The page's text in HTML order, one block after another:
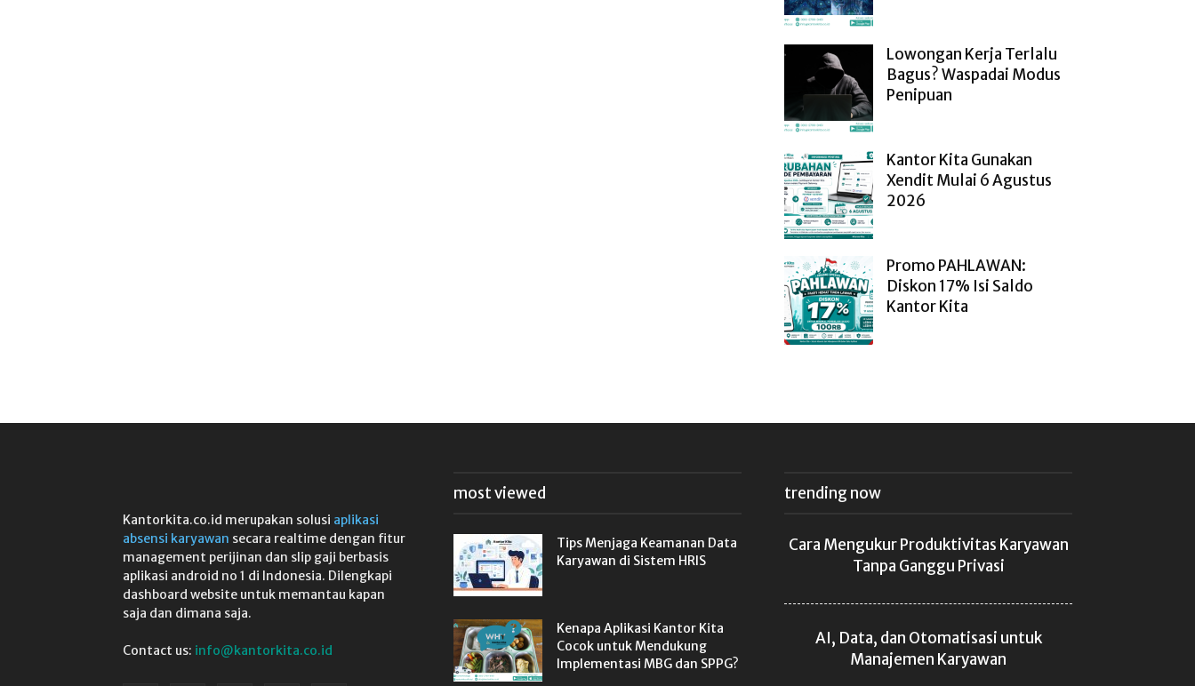
Lowongan Kerja Terlalu
Bagus? Waspadai Modus
Penipuan
Kantor Kita Gunakan
Xendit Mulai 6 Agustus
2026
Promo PAHLAWAN:
Diskon 17% Isi Saldo
Kantor Kita
Kantorkita.co.id merupakan solusi aplikasi
absensi karyawan secara realtime dengan fitur
management perijinan dan slip gaji berbasis
aplikasi android no 1 di Indonesia. Dilengkapi
dashboard website untuk memantau kapan
saja dan dimana saja.
Contact us: info@kantorkita.co.id
most viewed
Tips Menjaga Keamanan Data
Karyawan di Sistem HRIS
Kenapa Aplikasi Kantor Kita
Cocok untuk Mendukung
Implementasi MBG dan SPPG?
trending now
Cara Mengukur Produktivitas Karyawan
Tanpa Ganggu Privasi
AI, Data, dan Otomatisasi untuk
Manajemen Karyawan